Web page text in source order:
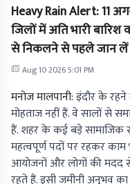
Heavy Rain Alert: 11
जिलों में अति भारी बारिश
से निकलने से पहले जान
में मौसम का हाल?
Aug 10 2026 5:01 PM
मनोज मालपानी:इंदौर के
मोहताज नहीं हैं. वे सालों से
हैं. शहर के कई बड़े सामाजिक
महत्वपूर्ण पदों पर रहकर
आयोजनों और लोगों की
रहते हैं. इसी जमीनी अनुभव